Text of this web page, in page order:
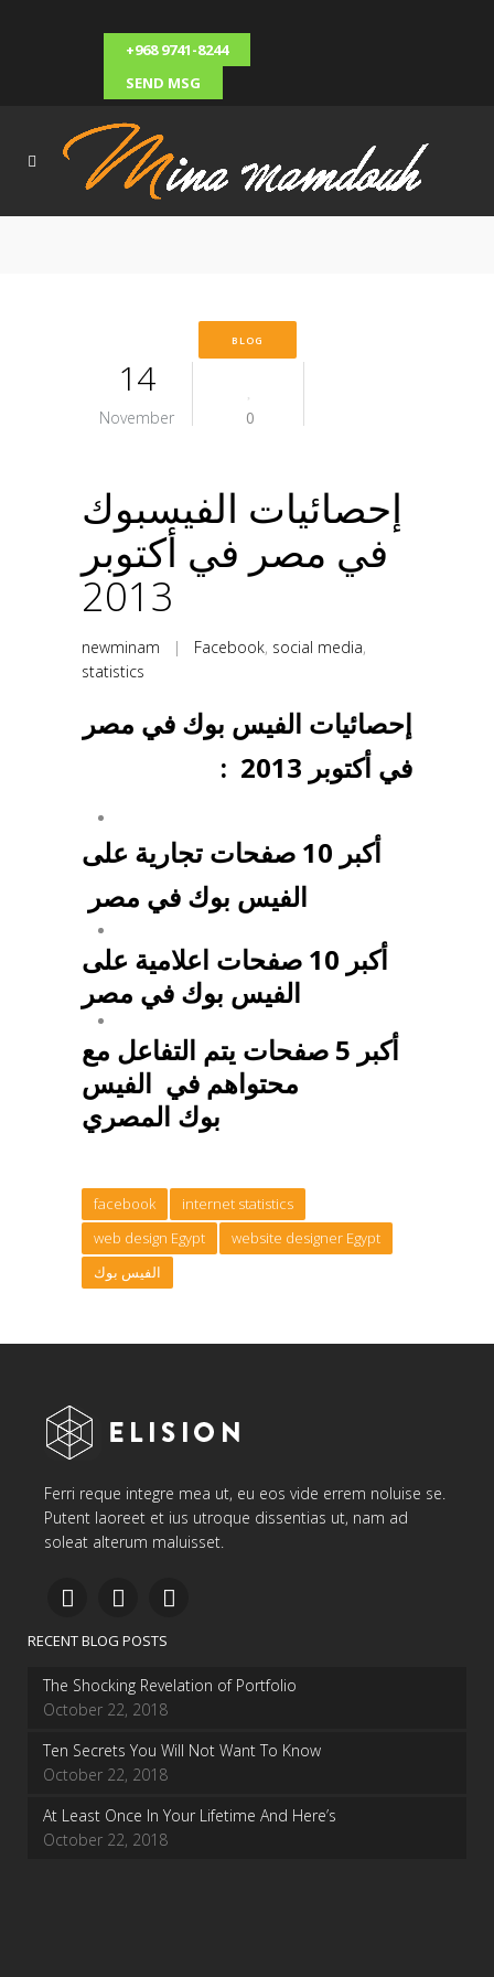
+968 9741-8244
SEND MSG
BLOG
14
November 0
إحصائيات الفيسبوك
في مصر في أكتوبر
2013
newminam | Facebook, social media,
statistics
إحصائيات الفيس بوك في مصر
في أكتوبر 2013 :
أكبر 10 صفحات تجارية على
الفيس بوك في مصر
أكبر 10 صفحات اعلامية على
الفيس بوك في مصر
أكبر 5 صفحات يتم التفاعل مع
محتواهم في الفيس
بوك المصري
facebook
internet statistics
web design Egypt
website designer Egypt
الفيس بوك
Ferri reque integre mea ut, eu eos vide errem noluise se.
Putent laoreet et ius utroque dissentias ut, nam ad
soleat alterum maluisset.
RECENT BLOG POSTS
The Shocking Revelation of Portfolio
October 22, 2018
Ten Secrets You Will Not Want To Know
October 22, 2018
At Least Once In Your Lifetime And Here’s
October 22, 2018